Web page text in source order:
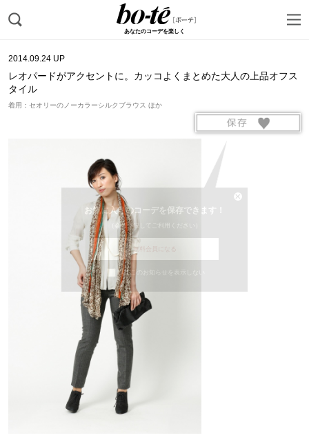
あなたのコーデを楽しく
2014.09.24 UP
レオパードがアクセントに。カッコよくまとめた大人の上品オフス
タイル
着用：セオリーのノーカラーシルクブラウス ほか
お気に入りのコーデを保存できます！
（会員登録してご利用ください）
無料会員になる
以降このお知らせを表示しない